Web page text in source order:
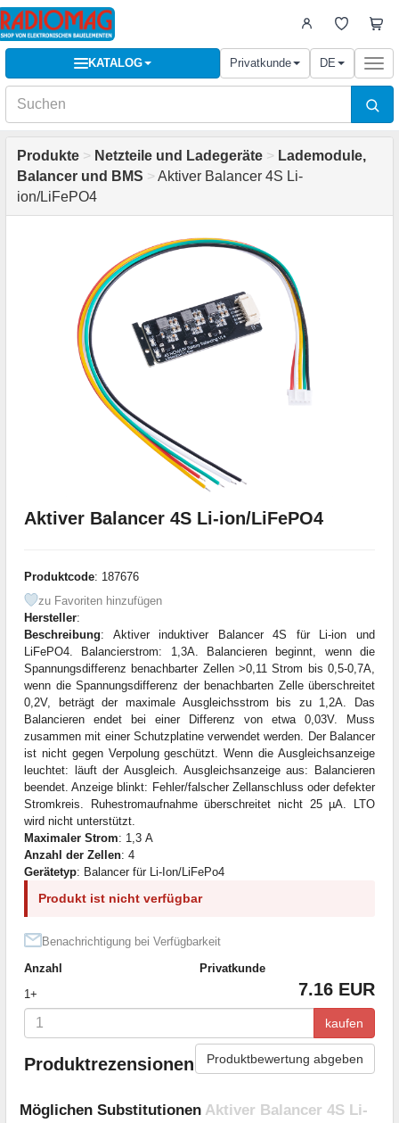
KATALOG Privatkunde DE
Produkte > Netzteile und Ladegeräte > Lademodule,
Balancer und BMS > Aktiver Balancer 4S Li-
ion/LiFePO4
Aktiver Balancer 4S Li-ion/LiFePO4
Produktcode: 187676
zu Favoriten hinzufügen
Hersteller:
Beschreibung: Aktiver induktiver Balancer 4S für Li-ion und
LiFePO4. Balancierstrom: 1,3A. Balancieren beginnt, wenn die
Spannungsdifferenz benachbarter Zellen >0,11 Strom bis 0,5-0,7A,
wenn die Spannungsdifferenz der benachbarten Zelle überschreitet
0,2V, beträgt der maximale Ausgleichsstrom bis zu 1,2A. Das
Balancieren endet bei einer Differenz von etwa 0,03V. Muss
zusammen mit einer Schutzplatine verwendet werden. Der Balancer
ist nicht gegen Verpolung geschützt. Wenn die Ausgleichsanzeige
leuchtet: läuft der Ausgleich. Ausgleichsanzeige aus: Balancieren
beendet. Anzeige blinkt: Fehler/falscher Zellanschluss oder defekter
Stromkreis. Ruhestromaufnahme überschreitet nicht 25 µA. LTO
wird nicht unterstützt.
Maximaler Strom: 1,3 А
Anzahl der Zellen: 4
Gerätetyp: Balancer für Li-Ion/LiFePo4
Produkt ist nicht verfügbar
Benachrichtigung bei Verfügbarkeit
Anzahl
Privatkunde
1+
7.16 EUR
kaufen
Produktrezensionen Produktbewertung abgeben
Möglichen Substitutionen Aktiver Balancer 4S Li-